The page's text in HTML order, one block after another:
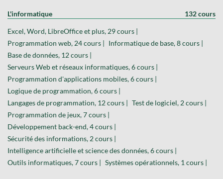
L'informatique 132 cours
Excel, Word, LibreOffice et plus, 29 cours |
Programmation web, 24 cours | Informatique de base, 8 cours |
Base de données, 12 cours |
Serveurs Web et réseaux informatiques, 6 cours |
Programmation d'applications mobiles, 6 cours |
Logique de programmation, 6 cours |
Langages de programmation, 12 cours | Test de logiciel, 2 cours |
Programmation de jeux, 7 cours |
Développement back-end, 4 cours |
Sécurité des informations, 2 cours |
Intelligence artificielle et science des données, 6 cours |
Outils informatiques, 7 cours | Systèmes opérationnels, 1 cours |